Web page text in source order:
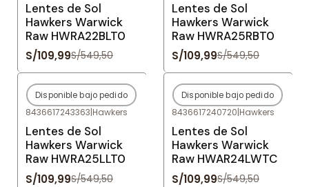
Lentes de Sol
Hawkers Warwick
Raw HWRA22BLT0
S/109,99S/549,50
Lentes de Sol
Hawkers Warwick
Raw HWRA25RBT0
S/109,99S/549,50
-80%OFF
Agotado
Disponible bajo pedido
8436617243363|Hawkers
Lentes de Sol
Hawkers Warwick
Raw HWRA25LLT0
S/109,99S/549,50
-80%OFF
Agotado
Disponible bajo pedido
8436617240720|Hawkers
Lentes de Sol
Hawkers Warwick
Raw HWAR24LWTC
S/109,99S/549,50